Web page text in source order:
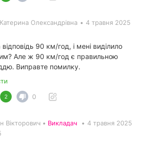
Олександрівна • 4 травня 2025
90 км/год, і мені виділило
Але ж 90 км/год є правильною
Виправте помилку.
2 0
Вікторович • Викладач • 4 травня 2025